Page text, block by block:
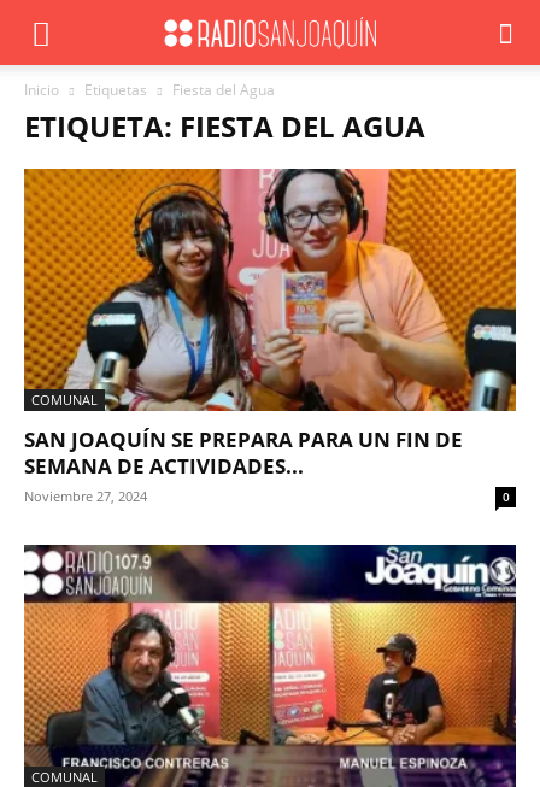
Inicio Etiquetas Fiesta del Agua
ETIQUETA: FIESTA DEL AGUA
COMUNAL
SAN JOAQUÍN SE PREPARA PARA UN FIN DE
SEMANA DE ACTIVIDADES...
Noviembre 27, 2024 0
COMUNAL